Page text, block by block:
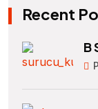
Recent
B